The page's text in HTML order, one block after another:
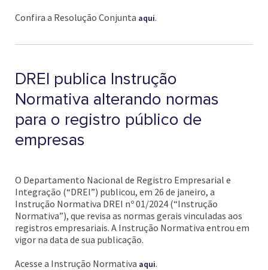
Confira a Resolução Conjunta aqui.
DREI publica Instrução
Normativa alterando normas
para o registro público de
empresas
O Departamento Nacional de Registro Empresarial e
Integração (“DREI”) publicou, em 26 de janeiro, a
Instrução Normativa DREI nº 01/2024 (“Instrução
Normativa”), que revisa as normas gerais vinculadas aos
registros empresariais. A Instrução Normativa entrou em
vigor na data de sua publicação.
Acesse a Instrução Normativa aqui.